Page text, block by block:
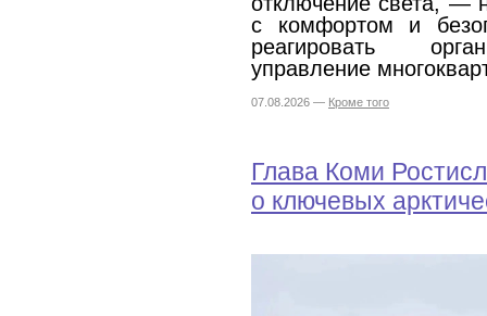
с комфортом и
реагировать
управление
07.08.2026 — Кроме того
Глава Коми
о ключевых